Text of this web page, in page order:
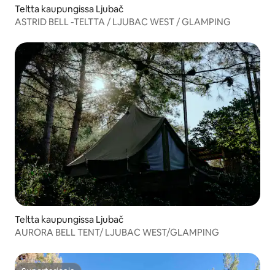
Teltta kaupungissa Ljubač
ASTRID BELL -TELTTA / LJUBAC WEST / GLAMPING
Teltta kaupungissa Ljubač
AURORA BELL TENT/ LJUBAC WEST/GLAMPING